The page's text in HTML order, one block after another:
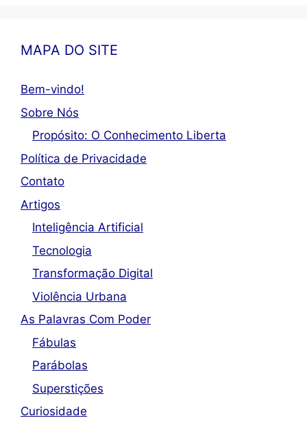
MAPA DO SITE
Bem-vindo!
Sobre Nós
Propósito: O Conhecimento Liberta
Política de Privacidade
Contato
Artigos
Inteligência Artificial
Tecnologia
Transformação Digital
Violência Urbana
As Palavras Com Poder
Fábulas
Parábolas
Superstições
Curiosidade